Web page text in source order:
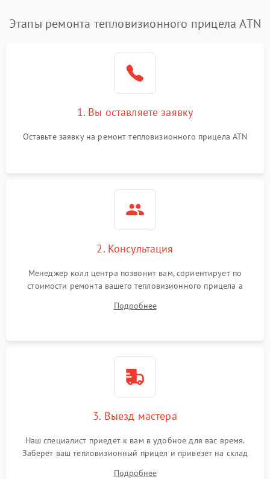
Этапы ремонта тепловизионного прицела ATN
1. Вы оставляете заявку
Оставьте заявку на ремонт тепловизионного прицела ATN
2. Консультация
Менеджер колл центра позвонит вам, сориентирует по
стоимости ремонта вашего тепловизионного прицела а
Подробнее
3. Выезд мастера
Наш специалист приедет к вам в удобное для вас время.
Заберет ваш тепловизионный прицел и привезет на склад
Подробнее